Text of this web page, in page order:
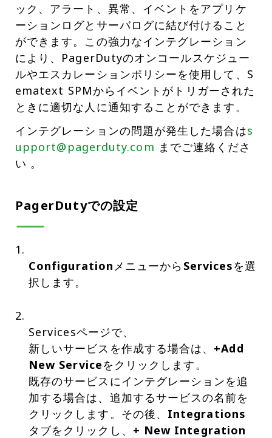
ック、アラート、異常、イベントをアプリケ
ーションログとサーバログに結び付けること
ができます。この強力なインテグレーション
により、PagerDutyのオンコールスケジュー
ルやエスカレーションポリシーを使用して、S
ematext SPMからイベントがトリガーされた
ときに適切な人に通知することができます。
インテグレーションの問題が発生した場合はs
upport@pagerduty.com までご連絡くださ
い 。
PagerDutyでの設定
Configurationメニューから Servicesを選
択します。
Servicesページで、
新しいサービスを作成する場合は、 +Add
New Serviceをクリックします。
既存のサービスにインテグレーションを追
加する場合は、追加するサービスの名前を
クリックします。その後、 Integrations
タブをクリックし、 + New Integration